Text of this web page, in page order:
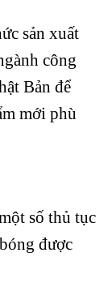
sản xuất
công
Bản để
mới phù
số thủ tục
được